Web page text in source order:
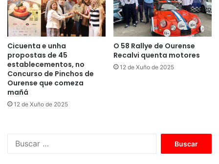
Cicuenta e unha
propostas de 45
establecementos, no
Concurso de Pinchos de
Ourense que comeza
mañá
12 de Xuño de 2025
O 58 Rallye de Ourense
Recalvi quenta motores
12 de Xuño de 2025